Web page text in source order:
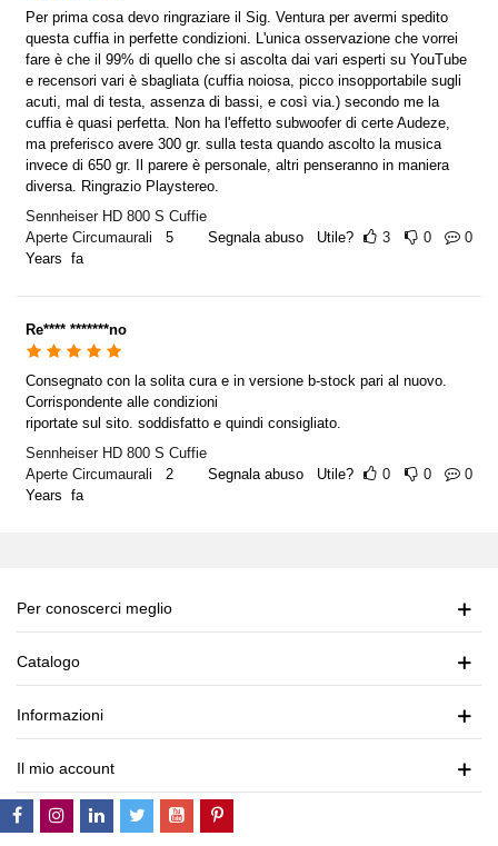
Per prima cosa devo ringraziare il Sig. Ventura per avermi spedito
questa cuffia in perfette condizioni. L'unica osservazione che vorrei
fare è che il 99% di quello che si ascolta dai vari esperti su YouTube
e recensori vari è sbagliata (cuffia noiosa, picco insopportabile sugli
acuti, mal di testa, assenza di bassi, e così via.) secondo me la
cuffia è quasi perfetta. Non ha l'effetto subwoofer di certe Audeze,
ma preferisco avere 300 gr. sulla testa quando ascolto la musica
invece di 650 gr. Il parere è personale, altri penseranno in maniera
diversa. Ringrazio Playstereo.
Sennheiser HD 800 S Cuffie
Aperte Circumaurali
5
Years fa
Segnala abuso Utile? 3 0 0
Re**** *******no
Consegnato con la solita cura e in versione b-stock pari al nuovo.
Corrispondente alle condizioni
riportate sul sito. soddisfatto e quindi consigliato.
Sennheiser HD 800 S Cuffie
Aperte Circumaurali
2
Years fa
Segnala abuso Utile? 0 0 0
Per conoscerci meglio
Catalogo
Informazioni
Il mio account